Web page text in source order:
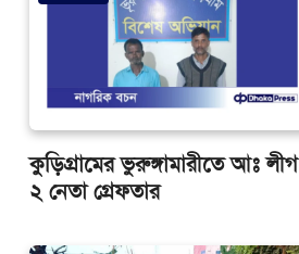
কুড়িগ্রামের ভুরুঙ্গামারীতে আঃ লীগ
২ নেতা গ্রেফতার